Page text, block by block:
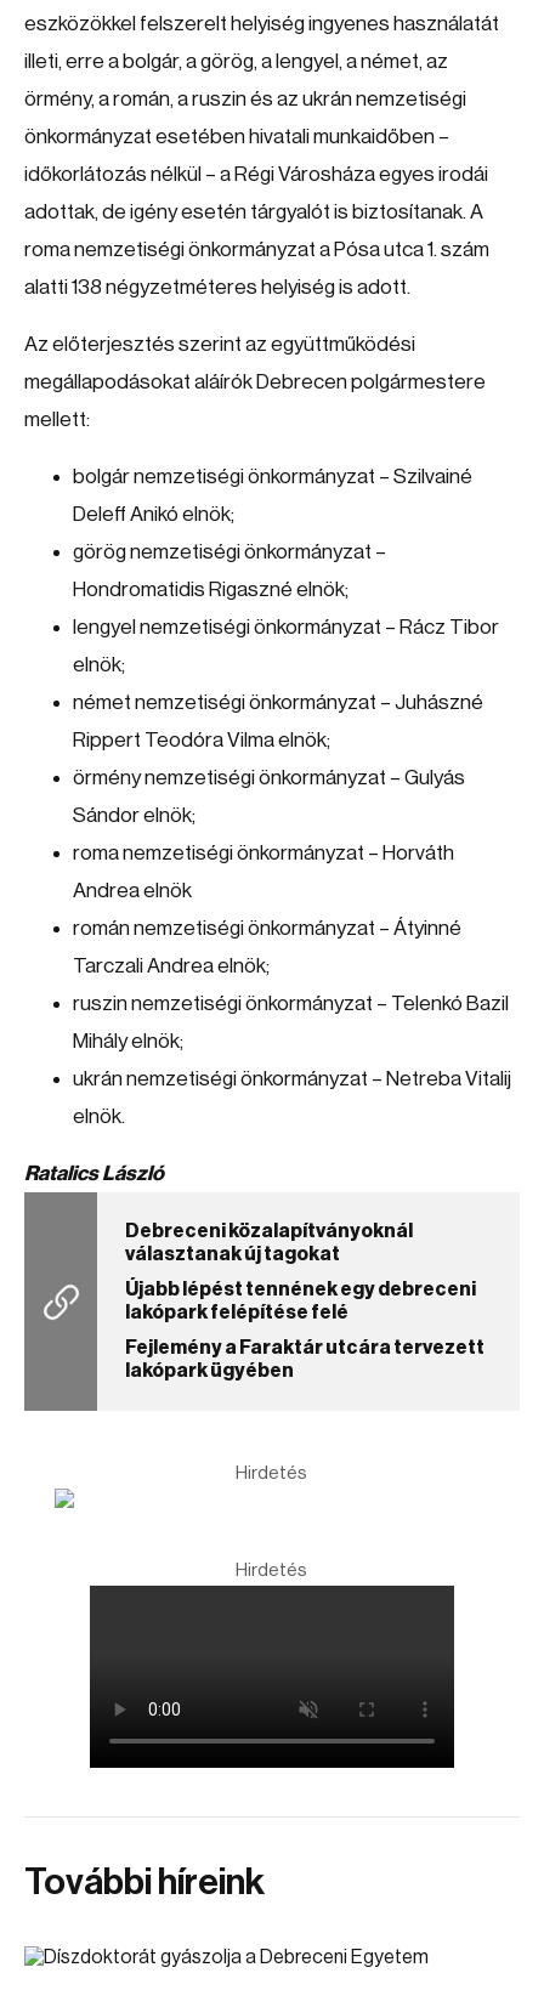
eszközökkel felszerelt helyiség ingyenes használatát
illeti, erre a bolgár, a görög, a lengyel, a német, az
örmény, a román, a ruszin és az ukrán nemzetiségi
önkormányzat esetében hivatali munkaidőben –
időkorlátozás nélkül – a Régi Városháza egyes irodái
adottak, de igény esetén tárgyalót is biztosítanak. A
roma nemzetiségi önkormányzat a Pósa utca 1. szám
alatti 138 négyzetméteres helyiség is adott.
Az előterjesztés szerint az együttműködési
megállapodásokat aláírók Debrecen polgármestere
mellett:
bolgár nemzetiségi önkormányzat – Szilvainé
Deleff Anikó elnök;
görög nemzetiségi önkormányzat –
Hondromatidis Rigaszné elnök;
lengyel nemzetiségi önkormányzat – Rácz Tibor
elnök;
német nemzetiségi önkormányzat – Juhászné
Rippert Teodóra Vilma elnök;
örmény nemzetiségi önkormányzat – Gulyás
Sándor elnök;
roma nemzetiségi önkormányzat – Horváth
Andrea elnök
román nemzetiségi önkormányzat – Átyinné
Tarczali Andrea elnök;
ruszin nemzetiségi önkormányzat – Telenkó Bazil
Mihály elnök;
ukrán nemzetiségi önkormányzat – Netreba Vitalij
elnök.
Ratalics László
Debreceni közalapítványoknál
választanak új tagokat
Újabb lépést tennének egy debreceni
lakópark felépítése felé
Fejlemény a Faraktár utcára tervezett
lakópark ügyében
Hirdetés
Hirdetés
További híreink